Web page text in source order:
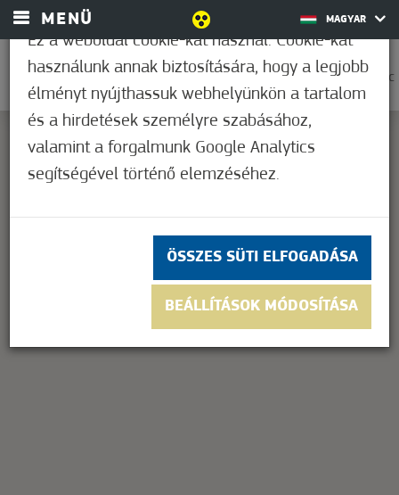
MENÜ MAGYAR
0
23,9°C
This page can't load Google Maps correctly.
Do you own this website? OK
Ez a weboldal cookie-kat használ. Cookie-kat
használunk annak biztosítására, hogy a legjobb
élményt nyújthassuk webhelyünkön a tartalom
és a hirdetések személyre szabásához,
valamint a forgalmunk Google Analytics
segítségével történő elemzéséhez.
ÖSSZES SÜTI ELFOGADÁSA
BEÁLLÍTÁSOK MÓDOSÍTÁSA